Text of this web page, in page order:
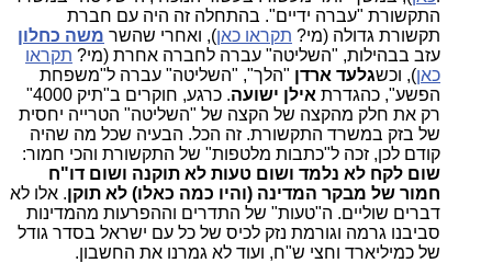
התקשורת "עברה ידיים". בהתחלה זה היה עם חברת
תקשורת גדולה (מי? תקראו כאן), ואחרי שהשר משה כחלון
עזב בבהילות, "השליטה" עברה לחברה אחרת (מי? תקראו
כאן), וכשגלעד ארדן "הלך", "השליטה" עברה ל"משפחת
הפשע", כהגדרת אילן ישועה
. כרגע, חוקרים ב"תיק 4000"
רק את חלק מהקצה של הקצה של "השליטה" הטרייה יחסית
של בזק במשרד התקשורת. זה הכל. הבעיה שכל מה שהיה
קודם לכן, זכה ל"כתבות מלטפות" של התקשורת והכי חמור:
שום לקח לא נלמד ושום טעות לא תוקנה ושום דו"ח
חמור של מבקר המדינה (והיו כמה כאלו) לא תוקן. אלו לא
דברים שוליים. ה"טעות" של התדרים וההפרעות מהמדינות
סביבנו גרמה וגורמת נזק לכיס של כל עם ישראל בסדר גודל
של כמיליארד וחצי ש"ח, ועוד לא גמרנו את החשבון.